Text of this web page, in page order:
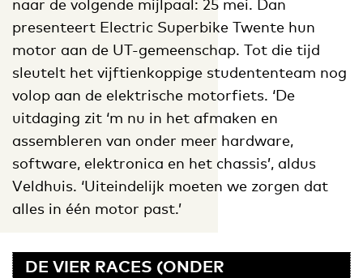
naar de volgende mijlpaal: 25 mei. Dan
presenteert Electric Superbike Twente hun
motor aan de UT-gemeenschap. Tot die tijd
sleutelt het vijftienkoppige studententeam nog
volop aan de elektrische motorfiets. ‘De
uitdaging zit ‘m nu in het afmaken en
assembleren van onder meer hardware,
software, elektronica en het chassis’, aldus
Veldhuis. ‘Uiteindelijk moeten we zorgen dat
alles in één motor past.’
DE VIER RACES (ONDER